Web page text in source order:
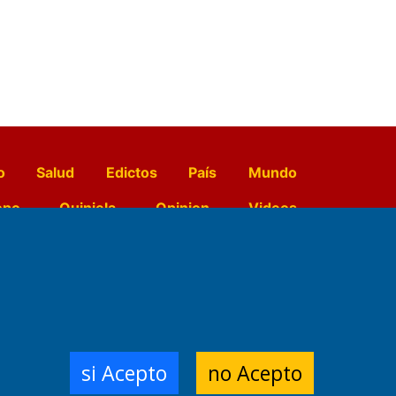
Salud Edictos País
Mundo
Quiniela Opinion
Videos
si Acepto no Acepto